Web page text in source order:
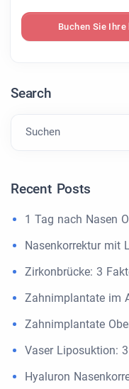
Buchen Sie
Search
Suchen
Recent Posts
1 Tag nach Nasen
Nasenkorrektur mit
Zirkonbrücke: 3
Zahnimplantate im
Zahnimplantate
Vaser Liposuktion:
Hyaluron